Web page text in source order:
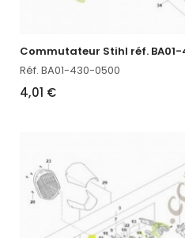
Commutateur Stihl réf.
Réf. BA01-430-0500
4,01 €